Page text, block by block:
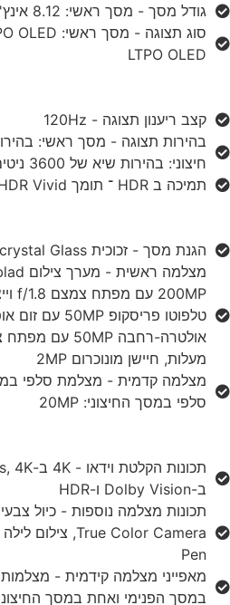
גודל מסך - מסך ראשי: 8.12 אינץ', מסך חיצוני: 6.62 אינץ'
LTPO OLED
קצב ריענון תצוגה - 120Hz
חיצוני: בהירות שיא של 3600 ניטים
תמיכה ב HDR ־ תומך Dolby Vision, HDR10+, HDR Vivid
הגנת מסך - זכוכית Nanocrystal Glass (במסך החיצוני)
מעלות, חיישן מונוכרום 2MP
סלפי במסך החיצוני: 20MP
ב-Dolby Vision ו-HDR
Pen
במסך הפנימי ואחת במסך החיצוני)